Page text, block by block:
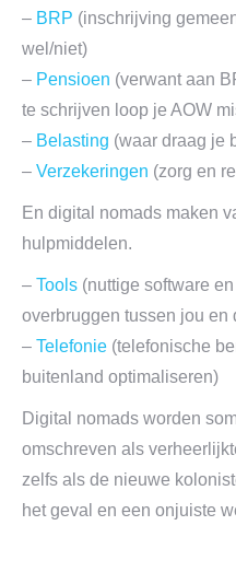
– BRP (inschrijving
wel/niet)
– Pensioen (verwant aan
te schrijven loop je AOW
– Belasting (waar draag je
– Verzekeringen (zorg en
En digital nomads maken
hulpmiddelen.
– Tools (nuttige software
overbruggen tussen jou en
– Telefonie (telefonische
buitenland optimaliseren)
Digital nomads worden
omschreven als
zelfs als de nieuwe
het geval en een onjuiste